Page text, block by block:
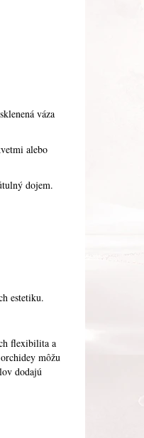
váza
alebo
dojem.
estetiku.
flexibilita a
môžu
dodajú